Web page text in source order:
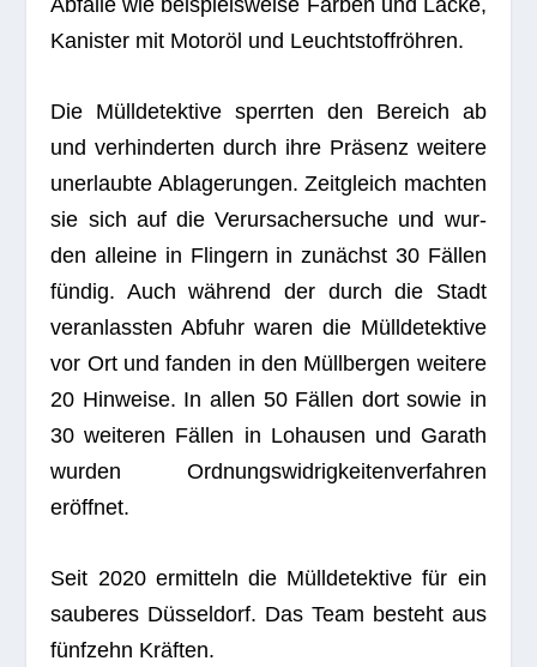
Abfälle wie bei­spiels­weise Far­ben und Lacke,
Kanis­ter mit Motoröl und Leuchtstoffröhren.
Die Müll­de­tek­tive sperr­ten den Bereich ab
und ver­hin­der­ten durch ihre Prä­senz wei­tere
uner­laubte Abla­ge­run­gen. Zeit­gleich mach­ten
sie sich auf die Ver­ur­sa­cher­su­che und wur­
den alleine in Flin­gern in zunächst 30 Fäl­len
fün­dig. Auch wäh­rend der durch die Stadt
ver­an­lass­ten Abfuhr waren die Müll­de­tek­tive
vor Ort und fan­den in den Müll­ber­gen wei­tere
20 Hin­weise. In allen 50 Fäl­len dort sowie in
30 wei­te­ren Fäl­len in Lohau­sen und Garath
wur­den Ord­nungs­wid­rig­kei­ten­ver­fah­ren
eröffnet.
Seit 2020 ermit­teln die Müll­de­tek­tive für ein
sau­be­res Düs­sel­dorf. Das Team besteht aus
fünf­zehn Kräften.